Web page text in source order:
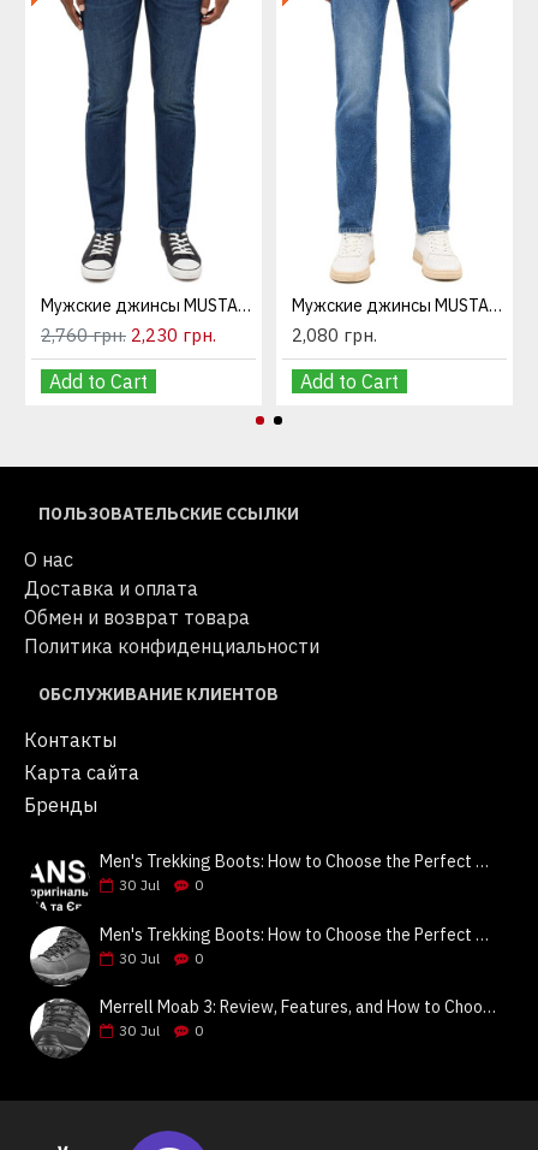
Мужские джинсы MUSTANG Oregon Slim
2,760 грн. 2,230 грн.
Add to Cart
Мужские джинсы MUSTANG Orlando Slim
2,080 грн.
Add to Cart
ПОЛЬЗОВАТЕЛЬСКИЕ ССЫЛКИ
О нас
Доставка и оплата
Обмен и возврат товара
Политика конфиденциальности
ОБСЛУЖИВАНИЕ КЛИЕНТОВ
Контакты
Карта сайта
Бренды
Men's Trekking Boots: How to Choose the Perfect Pair? Tips & Review of Columbia, Keen, Merrell | Jeansok
30 Jul 0
Men's Trekking Boots: How to Choose the Perfect Pair? Tips & Review of Columbia, Keen, Merrell | Jeansok
30 Jul 0
Merrell Moab 3: Review, Features, and How to Choose | Jeansok
30 Jul 0